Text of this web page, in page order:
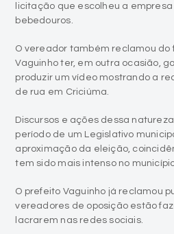
licitação que escolheu a
bebedouros.
O vereador também reclamou do
Vaguinho ter, em outra ocasião,
produzir um vídeo mostrando a
de rua em Criciúma.
Discursos e ações dessa
período de um Legislativo
aproximação da eleição,
tem sido mais intenso no
O prefeito Vaguinho já reclamou
vereadores de oposição estão
lacrarem nas redes sociais.